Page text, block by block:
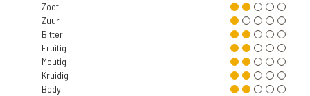
Zoet
Zuur
Bitter
Fruitig
Moutig
Kruidig
Body